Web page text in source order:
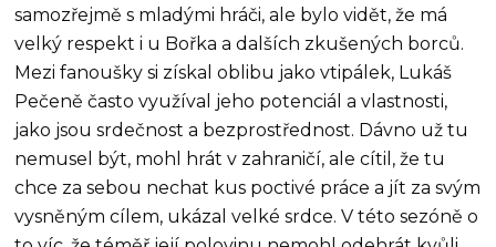
samozřejmě s mladými hráči, ale bylo vidět, že má
velký respekt i u Bořka a dalších zkušených borců.
Mezi fanoušky si získal oblibu jako vtipálek, Lukáš
Pečeně často využíval jeho potenciál a vlastnosti,
jako jsou srdečnost a bezprostřednost. Dávno už tu
nemusel být, mohl hrát v zahraničí, ale cítil, že tu
chce za sebou nechat kus poctivé práce a jít za svým
vysněným cílem, ukázal velké srdce. V této sezóně o